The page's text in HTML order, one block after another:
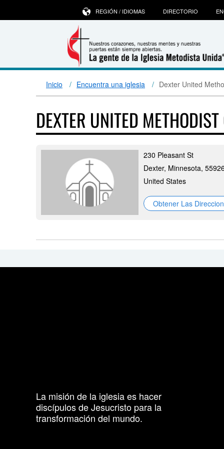
REGIÓN / IDIOMAS DIRECTORIO
Inicio Encuentra una iglesia Dexter United
DEXTER UNITED
230 Pleasant St
Dexter, Minnesota,
United States
Obtener Las
La misión de la iglesia es hacer
discípulos de Jesucristo para la
transformación del mundo.